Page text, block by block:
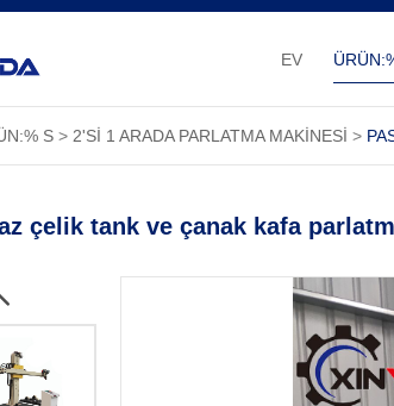
EV
S 2'SI 1 ARADA PARLATMA MAKINESI
çelik tank ve çanak kafa